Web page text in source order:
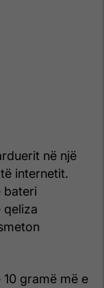
në një
internetit.
bateri
qeliza
gramë më e